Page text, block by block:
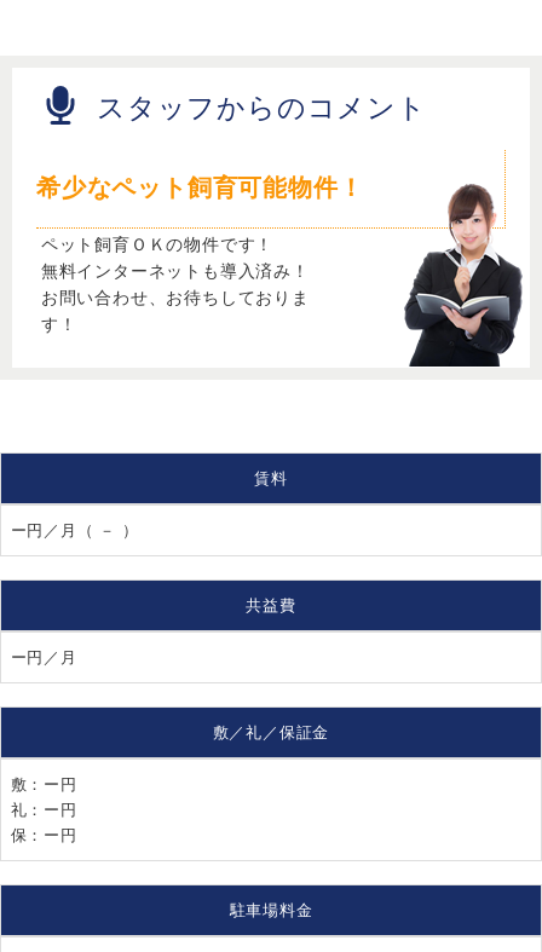
スタッフからのコメント
希少なペット飼育可能物件！
ペット飼育ＯＫの物件です！
無料インターネットも導入済み！
お問い合わせ、お待ちしておりま
す！
賃料
ー円／月（ － ）
共益費
ー円／月
敷／礼／保証金
敷：ー円
礼：ー円
保：ー円
駐車場料金